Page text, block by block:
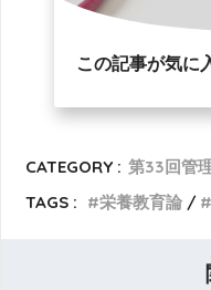
この記事が気に
CATEGORY : 第33回管
TAGS :
栄養教育論